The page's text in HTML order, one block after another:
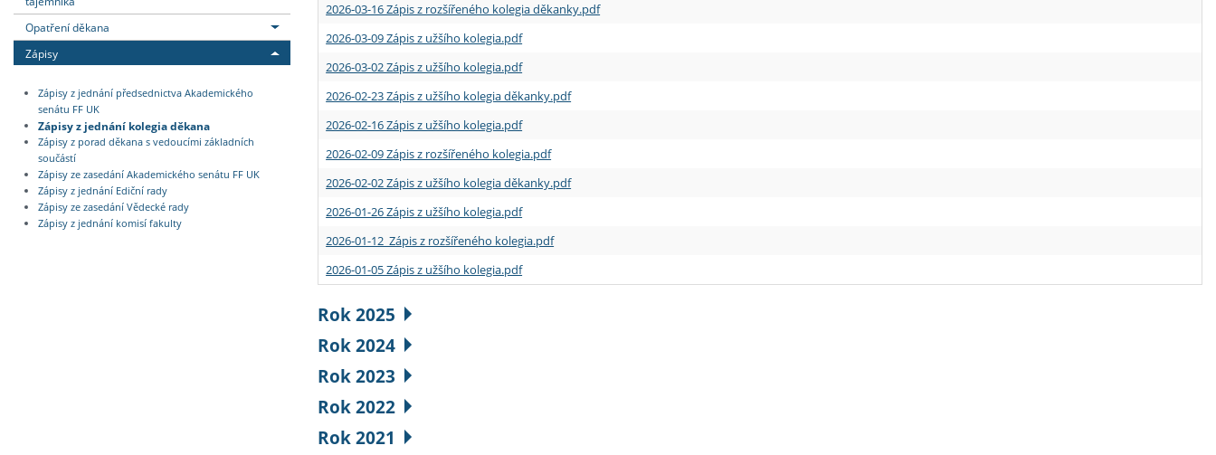
Opatření děkana
Zápisy
Zápisy z jednání předsednictva Akademického
senátu FF UK
Zápisy z jednání kolegia děkana
Zápisy z porad děkana s vedoucími základních
součástí
Zápisy ze zasedání Akademického senátu FF UK
Zápisy z jednání Ediční rady
Zápisy ze zasedání Vědecké rady
Zápisy z jednání komisí fakulty
2026-03-16 Zápis z rozšířeného kolegia děkanky.pdf
2026-03-09 Zápis z užšího kolegia.pdf
2026-03-02 Zápis z užšího kolegia.pdf
2026-02-23 Zápis z užšího kolegia děkanky.pdf
2026-02-16 Zápis z užšího kolegia.pdf
2026-02-09 Zápis z rozšířeného kolegia.pdf
2026-02-02 Zápis z užšího kolegia děkanky.pdf
2026-01-26 Zápis z užšího kolegia.pdf
2026-01-12 Zápis z rozšířeného kolegia.pdf
2026-01-05 Zápis z užšího kolegia.pdf
Rok 2025
Rok 2024
Rok 2023
Rok 2022
Rok 2021